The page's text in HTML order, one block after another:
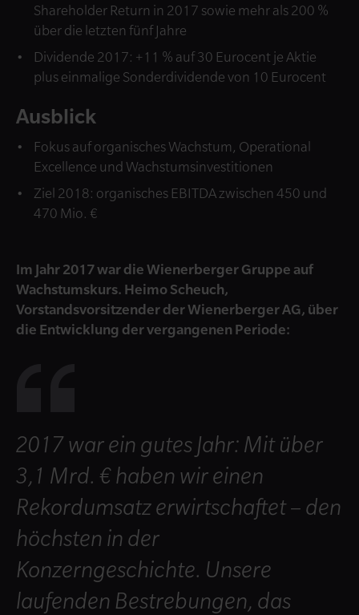
Shareholder Return in 2017 sowie mehr als 200 %
über die letzten fünf Jahre
Dividende 2017: +11 % auf 30 Eurocent je Aktie
plus einmalige Sonderdividende von 10 Eurocent
Ausblick
Fokus auf organisches Wachstum, Operational
Excellence und Wachstumsinvestitionen
Ziel 2018: organisches EBITDA zwischen 450 und
470 Mio. €
Im Jahr 2017 war die Wienerberger Gruppe auf
Wachstumskurs. Heimo Scheuch,
Vorstandsvorsitzender der Wienerberger AG, über
die Entwicklung der vergangenen Periode:
2017 war ein gutes Jahr: Mit über
3,1 Mrd. € haben wir einen
Rekordumsatz erwirtschaftet – den
höchsten in der
Konzerngeschichte. Unsere
laufenden Bestrebungen, das